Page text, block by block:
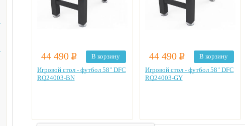
44 490 Р
В корзину
Игровой стол - футбол 58" DFC
RQ24003-BN
44 490 Р
В корзину
Игровой стол - футбол 58" DFC
RQ24003-GY